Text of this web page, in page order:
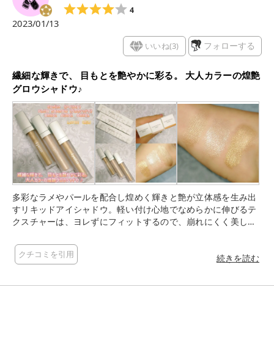
4
2023/01/13
いいね(3) フォローする
繊細な輝きで、 目もとを艶やかに彩る。 大人カラーの煌艶
グロウシャドウ♪
多彩なラメやパールを配合し煌めく輝きと艶が立体感を生み出
すリキッドアイシャドウ。軽い付け心地でなめらかに伸びるテ
クスチャーは、ヨレずにフィットするので、崩れにくく美しい
に。重ね塗りでグラデーションを楽しんだり、他のシャドウを
重ねることで奥行きを演出。優れた保湿機能で、敏感な目もと
AUR01・ORN01の３色。チップタイプのリキッドアイシャド
クチコミを引用 続きを読む